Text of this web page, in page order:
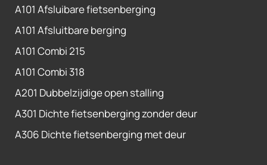
A101 Afsluibare fietsenberging
A101 Afsluitbare berging
A101 Combi 215
A101 Combi 318
A201 Dubbelzijdige open stalling
A301 Dichte fietsenberging zonder deur
A306 Dichte fietsenberging met deur